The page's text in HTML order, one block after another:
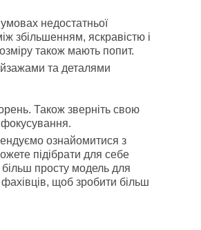
недостатньої
збільшенням, яскравістю і
також мають попит.
та деталями
Також зверніть свою
фокусування.
ознайомитися з
підібрати для себе
просту модель для
щоб зробити більш